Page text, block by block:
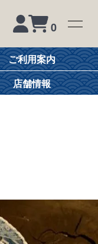
0
ご利用案内
店舗情報